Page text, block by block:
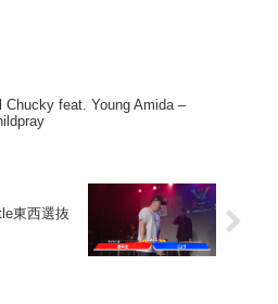
Chucky feat. Young Amida –
東西選抜